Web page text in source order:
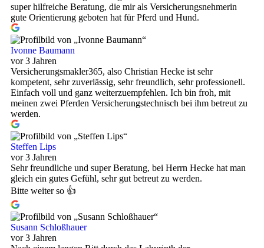
super hilfreiche Beratung, die mir als Versicherungsnehmerin
gute Orientierung geboten hat für Pferd und Hund.
Ivonne Baumann
vor 3 Jahren
Versicherungsmakler365, also Christian Hecke ist sehr
kompetent, sehr zuverlässig, sehr freundlich, sehr professionell.
Einfach voll und ganz weiterzuempfehlen. Ich bin froh, mit
meinen zwei Pferden Versicherungstechnisch bei ihm betreut zu
werden.
Steffen Lips
vor 3 Jahren
Sehr freundliche und super Beratung, bei Herrn Hecke hat man
gleich ein gutes Gefühl, sehr gut betreut zu werden.
Bitte weiter so 👍
Susann Schloßhauer
vor 3 Jahren